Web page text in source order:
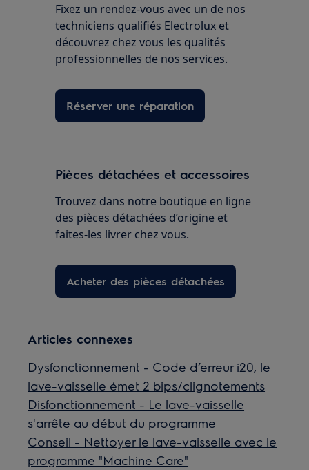
Fixez un rendez-vous avec un de nos
techniciens qualifiés Electrolux et
découvrez chez vous les qualités
professionnelles de nos services.
Réserver une réparation
Pièces détachées et accessoires
Trouvez dans notre boutique en ligne
des pièces détachées d’origine et
faites-les livrer chez vous.
Acheter des pièces détachées
Articles connexes
Dysfonctionnement - Code d’erreur i20, le
lave-vaisselle émet 2 bips/clignotements
Disfonctionnement - Le lave-vaisselle
s'arrête au début du programme
Conseil - Nettoyer le lave-vaisselle avec le
programme "Machine Care"